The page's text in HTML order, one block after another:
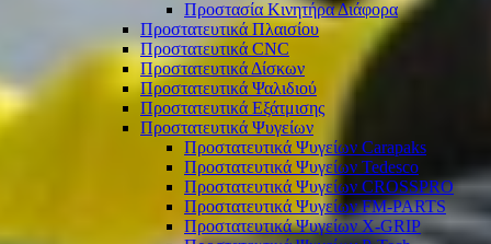
Προστασία Κινητήρα Διάφορα
Προστατευτικά Πλαισίου
Προστατευτικά CNC
Προστατευτικά Δίσκων
Προστατευτικά Ψαλιδιού
Προστατευτικά Εξάτμισης
Προστατευτικά Ψυγείων
Προστατευτικά Ψυγείων Carapaks
Προστατευτικά Ψυγείων Tedesco
Προστατευτικά Ψυγείων CROSSPRO
Προστατευτικά Ψυγείων FM-PARTS
Προστατευτικά Ψυγείων X-GRIP